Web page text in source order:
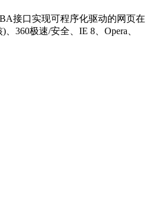
接口实现可程序化驱动的网页在
360极速/安全、IE 8、Opera、